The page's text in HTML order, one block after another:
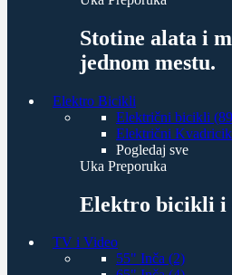
Stotine alata i
jednom mestu.
Elektro Bicikli
Električni bicikli
Električni
Pogledaj sve
Uka Preporuka
Elektro bicikli i
TV i Video
55" Inča (2)